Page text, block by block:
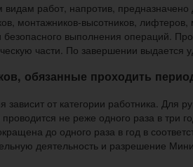
работ, напротив,
монтажников-высотников, лифтеров,
выполнения операций.
части. По завершении выдается
обязанные проходить
зависит от категории работника.
не реже одного раза в три
до одного раза в год в
деятельность и разрешение